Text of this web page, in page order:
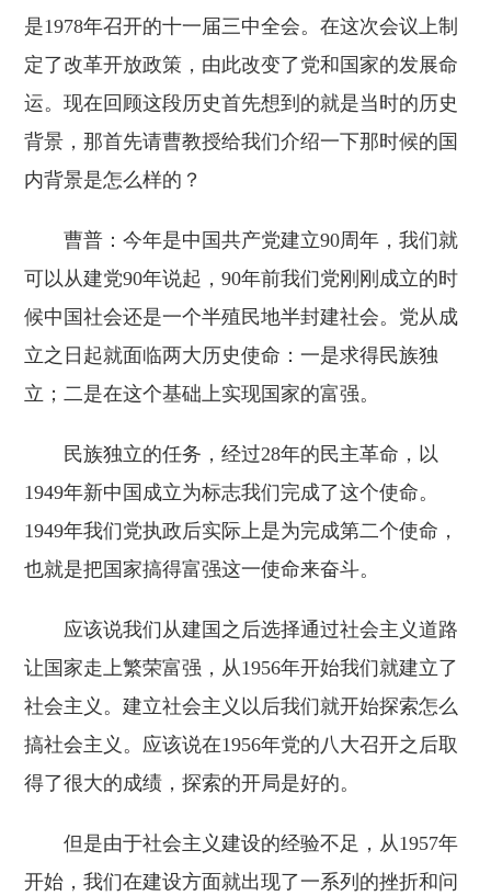
是1978年召开的十一届三中全会。在这次会议上制
定了改革开放政策，由此改变了党和国家的发展命
运。现在回顾这段历史首先想到的就是当时的历史
背景，那首先请曹教授给我们介绍一下那时候的国
内背景是怎么样的？
曹普：今年是中国共产党建立90周年，我们就
可以从建党90年说起，90年前我们党刚刚成立的时
候中国社会还是一个半殖民地半封建社会。党从成
立之日起就面临两大历史使命：一是求得民族独
立；二是在这个基础上实现国家的富强。
民族独立的任务，经过28年的民主革命，以
1949年新中国成立为标志我们完成了这个使命。
1949年我们党执政后实际上是为完成第二个使命，
也就是把国家搞得富强这一使命来奋斗。
应该说我们从建国之后选择通过社会主义道路
让国家走上繁荣富强，从1956年开始我们就建立了
社会主义。建立社会主义以后我们就开始探索怎么
搞社会主义。应该说在1956年党的八大召开之后取
得了很大的成绩，探索的开局是好的。
但是由于社会主义建设的经验不足，从1957年
开始，我们在建设方面就出现了一系列的挫折和问